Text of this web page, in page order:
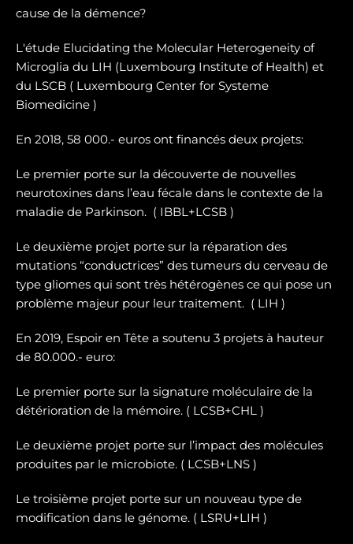
cause de la démence?
L'étude Elucidating the Molecular Heterogeneity of
Microglia du LIH (Luxembourg Institute of Health) et
du LSCB ( Luxembourg Center for Systeme
Biomedicine )
En 2018, 58 000.- euros ont financés deux projets:
Le premier porte sur la découverte de nouvelles
neurotoxines dans l’eau fécale dans le contexte de la
maladie de Parkinson. ( IBBL+LCSB )
Le deuxième projet porte sur la réparation des
mutations “conductrices” des tumeurs du cerveau de
type gliomes qui sont très hétérogènes ce qui pose un
problème majeur pour leur traitement. ( LIH )
En 2019, Espoir en Tête a soutenu 3 projets à hauteur
de 80.000.- euro:
Le premier porte sur la signature moléculaire de la
détérioration de la mémoire. ( LCSB+CHL )
Le deuxième projet porte sur l’impact des molécules
produites par le microbiote. ( LCSB+LNS )
Le troisième projet porte sur un nouveau type de
modification dans le génome. ( LSRU+LIH )